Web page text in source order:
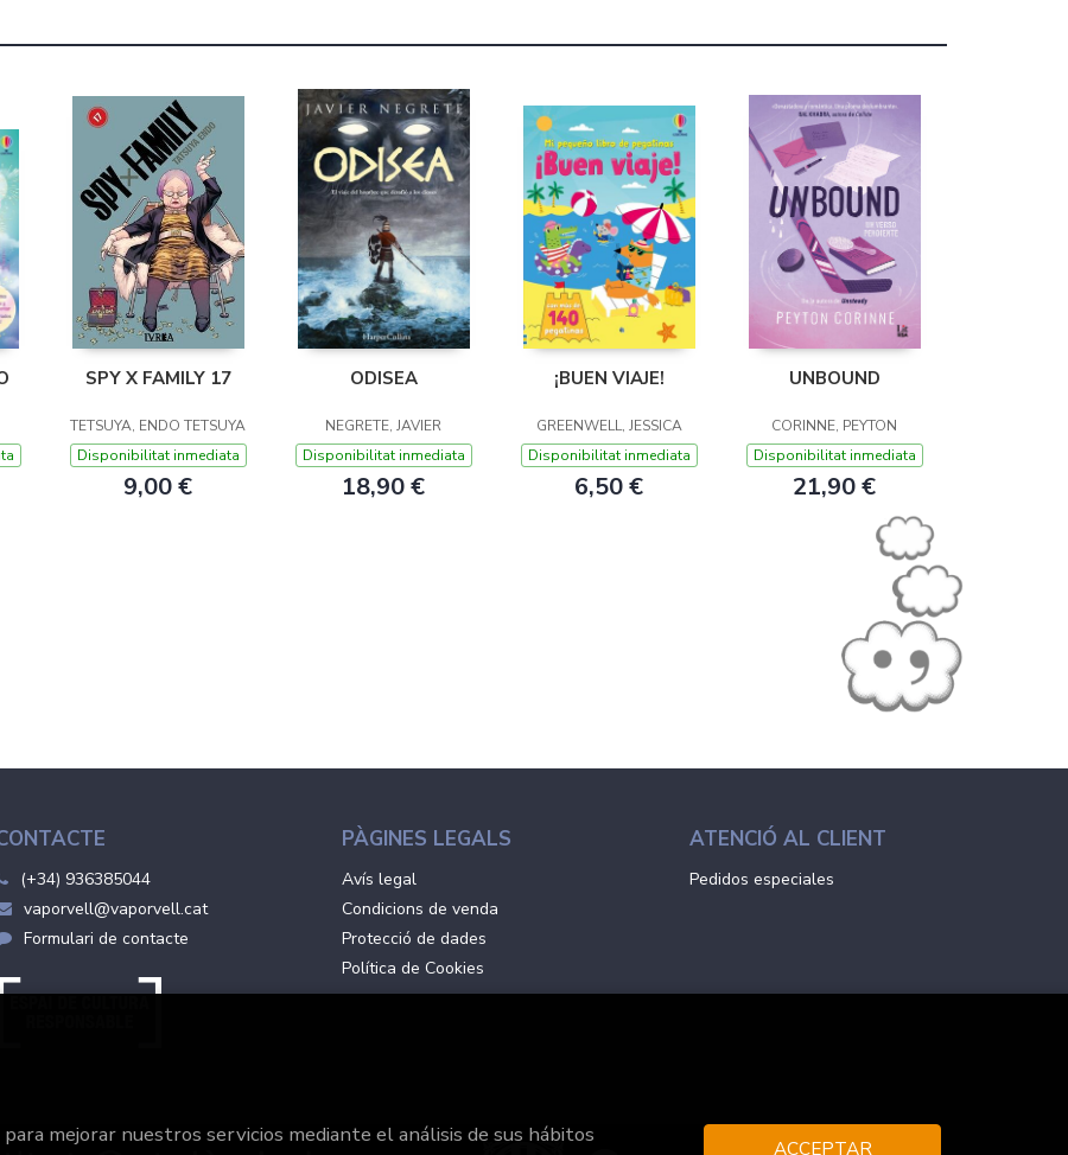
SPY X FAMILY 17
TETSUYA, ENDO TETSUYA
Disponibilitat inmediata
9,00 €
ODISEA
NEGRETE, JAVIER
Disponibilitat inmediata
18,90 €
¡BUEN VIAJE!
GREENWELL, JESSICA
Disponibilitat inmediata
6,50 €
UNBOUND
CORINNE, PEYTON
Disponibilitat inmediata
21,90 €
(+34) 936385044
vaporvell@vaporvell.cat
Formulari de contacte
PÀGINES LEGALS
Avís legal
Condicions de venda
Protecció de dades
Política de Cookies
ATENCIÓ AL CLIENT
Pedidos especiales
mejorar nuestros servicios mediante el análisis de sus hábitos
ACCEPTAR